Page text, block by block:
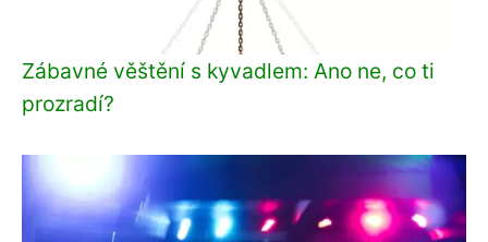
Zábavné věštění s kyvadlem: Ano ne, co ti
prozradí?